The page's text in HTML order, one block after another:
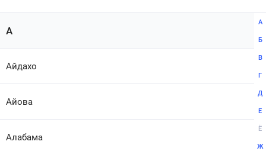
А
Б
В
Г
Д
Е
Ё
Ж
А
Айдахо
Айова
Алабама